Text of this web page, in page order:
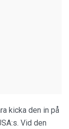
kicka den in på
Vid den